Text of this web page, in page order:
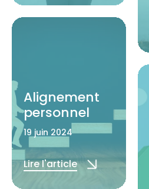
Alignement
personnel
19 juin 2024
Lire l'article